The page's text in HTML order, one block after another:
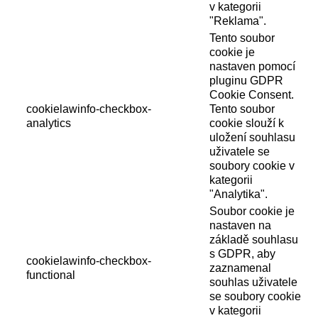
v kategorii
"Reklama".
cookielawinfo-checkbox-
analytics
Tento soubor
cookie je
nastaven pomocí
pluginu GDPR
Cookie Consent.
Tento soubor
cookie slouží k
uložení souhlasu
uživatele se
soubory cookie v
kategorii
"Analytika".
cookielawinfo-checkbox-
functional
Soubor cookie je
nastaven na
základě souhlasu
s GDPR, aby
zaznamenal
souhlas uživatele
se soubory cookie
v kategorii